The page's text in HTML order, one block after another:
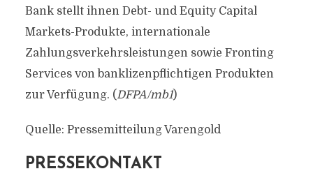
Bank stellt ihnen Debt- und Equity Capital
Markets-Produkte, internationale
Zahlungsverkehrsleistungen sowie Fronting
Services von banklizenpflichtigen Produkten
zur Verfügung. (DFPA/mb1)
Quelle: Pressemitteilung Varengold
PRESSEKONTAKT